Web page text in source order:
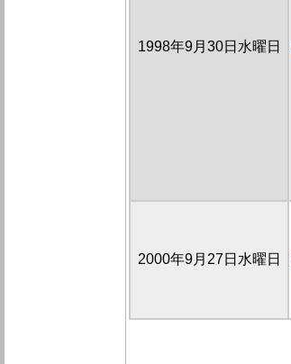
1998年9月30日水曜日
2000年9月27日水曜日